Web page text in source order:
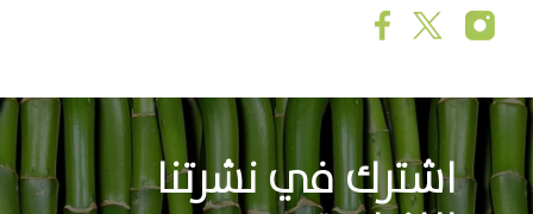
اشترك في نشرتنا